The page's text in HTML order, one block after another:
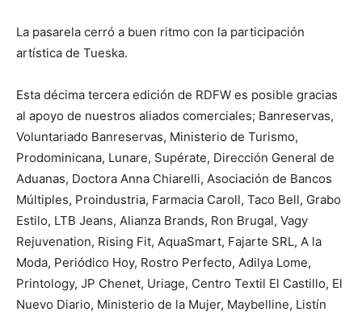
La pasarela cerró a buen ritmo con la participación
artística de Tueska.
Esta décima tercera edición de RDFW es posible gracias
al apoyo de nuestros aliados comerciales; Banreservas,
Voluntariado Banreservas, Ministerio de Turismo,
Prodominicana, Lunare, Supérate, Dirección General de
Aduanas, Doctora Anna Chiarelli, Asociación de Bancos
Múltiples, Proindustria, Farmacia Caroll, Taco Bell, Grabo
Estilo, LTB Jeans, Alianza Brands, Ron Brugal, Vagy
Rejuvenation, Rising Fit, AquaSmart, Fajarte SRL, A la
Moda, Periódico Hoy, Rostro Perfecto, Adilya Lome,
Printology, JP Chenet, Uriage, Centro Textil El Castillo, El
Nuevo Diario, Ministerio de la Mujer, Maybelline, Listín